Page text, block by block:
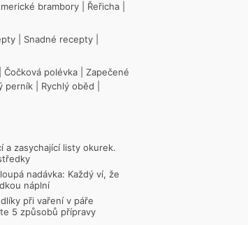
brambory Řeřicha
Snadné recepty
Čočková polévka
Zapečené
perník Rychlý oběd
a zasychající listy okurek.
nadávka: Každý ví, že
náplní
při vaření v páře
5 způsobů přípravy